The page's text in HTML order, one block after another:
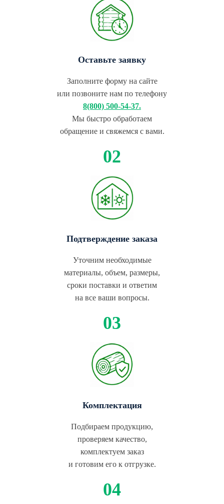
Оставьте заявку
Заполните форму на сайте
или позвоните нам по телефону
8(800) 500-54-37.
Мы быстро обработаем
обращение и свяжемся с вами.
Подтверждение заказа
Уточним необходимые
материалы, объем, размеры,
сроки поставки и ответим
на все ваши вопросы.
Комплектация
Подбираем продукцию,
проверяем качество,
комплектуем заказ
и готовим его к отгрузке.